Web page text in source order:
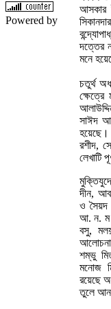
আসকার
দত্তের
মনে
চতুর্থ
ক্ষেত্রে
সাঈদ
রশীদ,
লেখাটি
দীন,
ও সৈয়দ
আ. ন. ম
বসু,
শম্ভু
মনোজ
রয়েছে
তুলে
Powered by